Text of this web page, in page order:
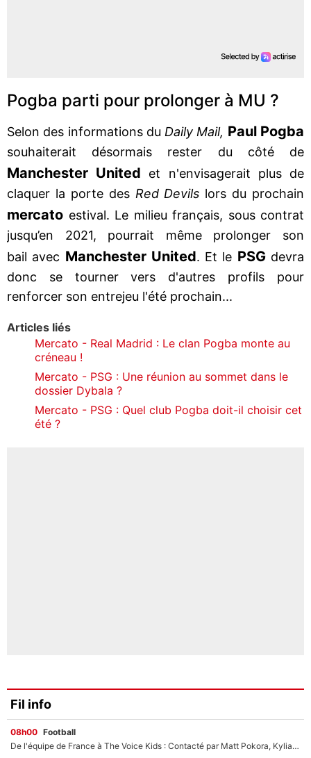
Pogba parti pour prolonger à MU ?
Selon des informations du Daily Mail, Paul Pogba
souhaiterait désormais rester du côté de
Manchester United et n'envisagerait plus de
claquer la porte desRed Devils lors du prochain
mercato estival. Le milieu français, sous contrat
jusqu’en 2021, pourrait même prolonger son
bail avec Manchester United. Et le PSGdevra
donc se tourner vers d'autres profils pour
renforcer son entrejeu l'été prochain...
Articles liés
Mercato - Real Madrid : Le clan Pogba monte au
créneau !
Mercato - PSG : Une réunion au sommet dans le
dossier Dybala ?
Mercato - PSG : Quel club Pogba doit-il choisir cet
été ?
Fil info
08h00 Football
De l'équipe de France à The Voice Kids : Contacté par Matt Pokora, Kylian Mbappé a accepté de jouer un rôle inédit sur TF1 !